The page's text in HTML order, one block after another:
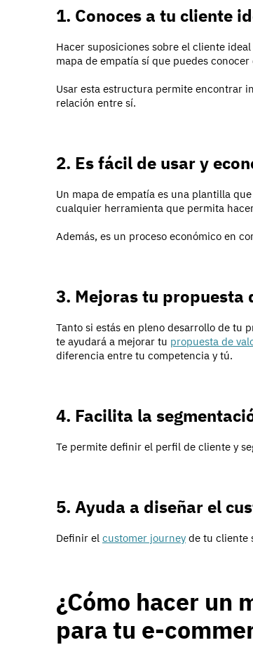
1. Conoces a tu cliente
Hacer suposiciones sobre el cliente
mapa de empatía sí que puedes
Usar esta estructura permite encontrar
relación entre sí.
2. Es fácil de usar y
Un mapa de empatía es una plantilla
cualquier herramienta que permita
Además, es un proceso económico en
3. Mejoras tu propuesta
Tanto si estás en pleno desarrollo de tu
te ayudará a mejorar tu propuesta de
diferencia entre tu competencia y tú.
4. Facilita la
Te permite definir el perfil de cliente y
5. Ayuda a diseñar el
Definir el customer journey de tu cliente
¿Cómo hacer un
para tu e-